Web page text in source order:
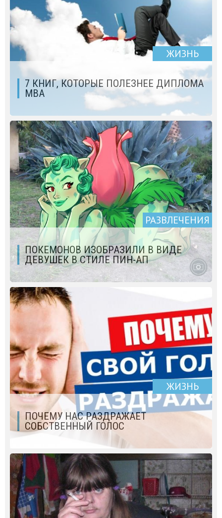
ЖИЗНЬ
7 КНИГ, КОТОРЫЕ ПОЛЕЗНЕЕ ДИПЛОМА
MBA
РАЗВЛЕЧЕНИЯ
ПОКЕМОНОВ ИЗОБРАЗИЛИ В ВИДЕ
ДЕВУШЕК В СТИЛЕ ПИН-АП
ЖИЗНЬ
ПОЧЕМУ НАС РАЗДРАЖАЕТ
СОБСТВЕННЫЙ ГОЛОС